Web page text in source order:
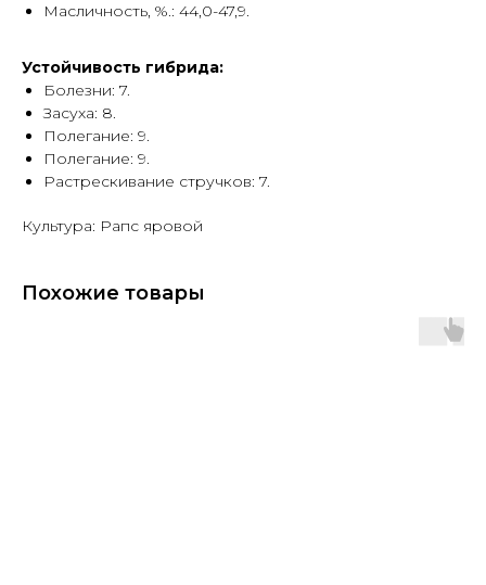
Масличность, %.: 44,0-47,9.
Устойчивость гибрида:
Болезни: 7.
Засуха: 8.
Полегание: 9.
Полегание: 9.
Растрескивание стручков: 7.
Культура: Рапс яровой
Похожие товары